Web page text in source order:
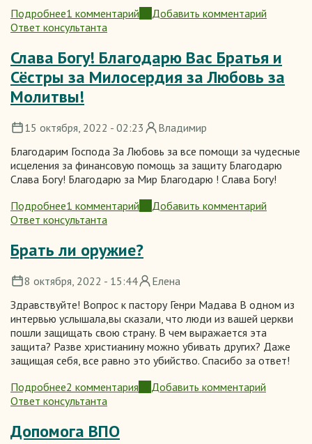
Подробнее
о
про
мені
грошей
(боргу)
позичальником
1 комментарий
Добавить комментарий
Ответ консультанта
Слава Богу! Благодарю Вас Братья и
Сёстры за Милосердия за Любовь за
Молитвы!
15 октября, 2022 - 02:23
Владимир
Благодарим Господа За Любовь за все помощи за чудесные
исцеления за финансовую помощь за защиту Благодарю
Слава Богу! Благодарю за Мир Благодарю ! Слава Богу!
Подробнее
о
Слава
Благодарю
Братья
Сёстры
за
Милосердия
за
Любовь
Молитвы!
1 комментарий
Добавить комментарий
Ответ консультанта
Брать ли оружие?
8 октября, 2022 - 15:44
Елена
Здравствуйте! Вопрос к пастору Генри Мадава В одном из
интервью услышала,вы сказали, что люди из вашей церкви
пошли защищать свою страну. В чем выражается эта
защита? Разве христианину можно убивать других? Даже
защищая себя, все равно это убийство. Спасибо за ответ!
Подробнее
о
Брать
оружие?
2 комментария
Добавить комментарий
Ответ консультанта
Допомога ВПО